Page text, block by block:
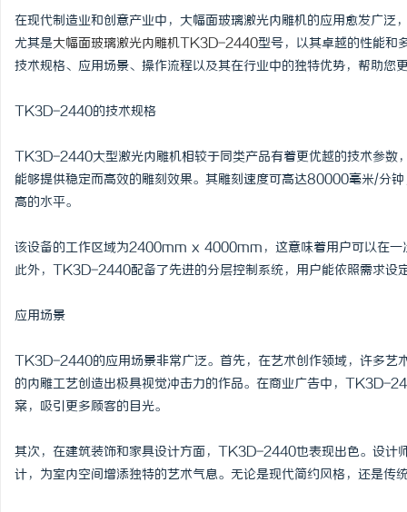
在现代制造业和创意产业中，大幅面玻璃激光内雕机的应用愈发广
尤其是大幅面玻璃激光内雕机TK3D-2440型号，以其卓越的性能
技术规格、应用场景、操作流程以及其在行业中的独特优势，帮助您
TK3D-2440的技术规格
TK3D-2440大型激光内雕机相较于同类产品有着更优越的技术参
能够提供稳定而高效的雕刻效果。其雕刻速度可高达80000毫米/分
高的水平。
该设备的工作区域为2400mm x 4000mm，这意味着用户可以在一
此外，TK3D-2440配备了先进的分层控制系统，用户能依照需求设
应用场景
TK3D-2440的应用场景非常广泛。首先，在艺术创作领域，许多艺
的内雕工艺创造出极具视觉冲击力的作品。在商业广告中，TK3D-
案，吸引更多顾客的目光。
其次，在建筑装饰和家具设计方面，TK3D-2440也表现出色。设计
计，为室内空间增添独特的艺术气息。无论是现代简约风格，还是
光跟踪仪在现代精密测量中的应用与发展趋 自动定位平衡机厂家引